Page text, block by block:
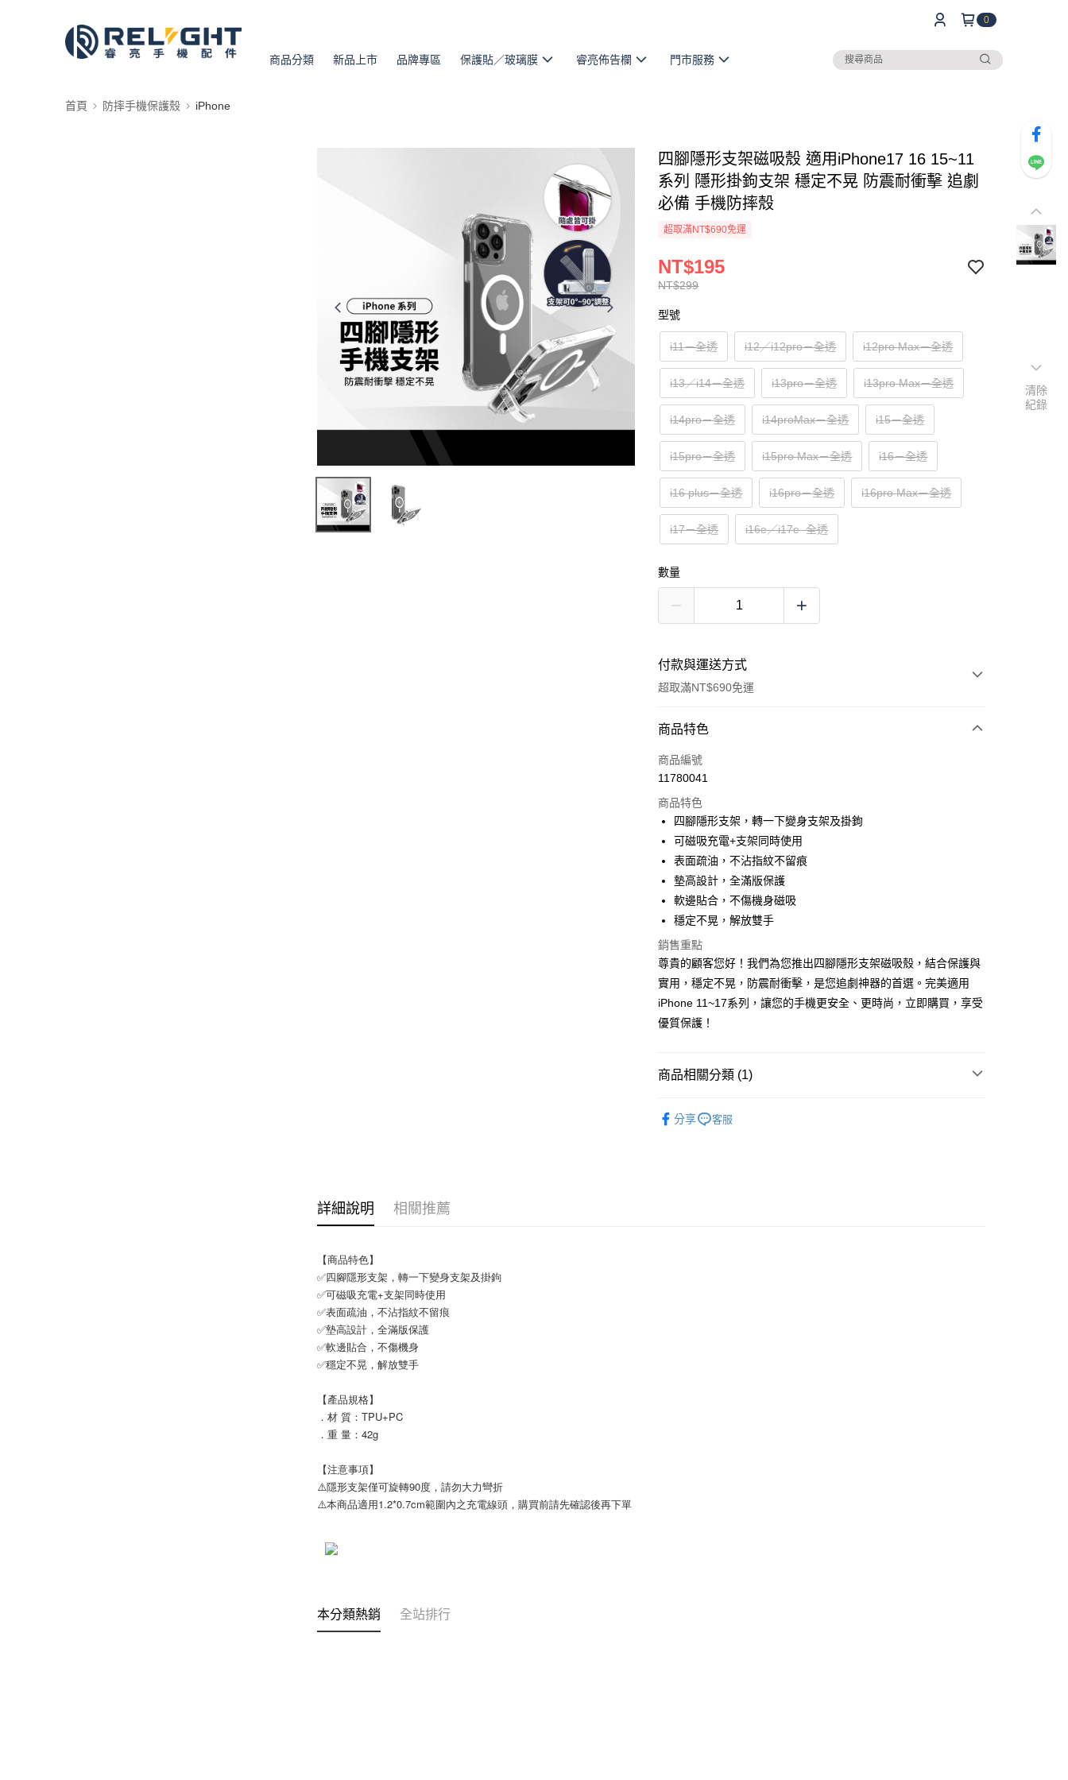
0
商品分類 新品上市 品牌專區 保護貼／玻璃膜 睿亮佈告欄 門市服務
首頁 防摔手機保護殼 iPhone
四腳隱形支架磁吸殼 適用iPhone17 16 15~11
系列 隱形掛鉤支架 穩定不晃 防震耐衝擊 追劇
必備 手機防摔殼
超取滿NT$690免運
NT$299
NT$195
型號
i11－全透 i12／i12pro－全透 i12pro Max－全透
i13／i14－全透 i13pro－全透 i13pro Max－全透
i14pro－全透 i14proMax－全透 i15－全透
i15pro－全透 i15pro Max－全透 i16－全透
i16 plus－全透 i16pro－全透 i16pro Max－全透
i17－全透 i16e／i17e–全透
數量
付款與運送方式
超取滿NT$690免運
付款方式
信用卡一次付款
LINE Pay
Apple Pay
街口支付
悠遊付
運送方式
全家取貨付款
付款後全家取貨
7-11取貨付款
商品特色
商品編號
11780041
商品特色
四腳隱形支架，轉一下變身支架及掛鉤
可磁吸充電+支架同時使用
表面疏油，不沾指紋不留痕
墊高設計，全滿版保護
軟邊貼合，不傷機身磁吸
穩定不晃，解放雙手
銷售重點
尊貴的顧客您好！我們為您推出四腳隱形支架磁吸殼，結合保護與
實用，穩定不晃，防震耐衝擊，是您追劇神器的首選。完美適用
iPhone 11~17系列，讓您的手機更安全、更時尚，立即購買，享受
優質保護！
商品相關分類 (1)
分享
客服
詳細說明 相關推薦
【商品特色】
✅四腳隱形支架，轉一下變身支架及掛鉤
✅可磁吸充電+支架同時使用
✅表面疏油，不沾指紋不留痕
✅墊高設計，全滿版保護
✅軟邊貼合，不傷機身
✅穩定不晃，解放雙手
【產品規格】
．材 質：TPU+PC
．重 量：42g
【注意事項】
⚠️隱形支架僅可旋轉90度，請勿大力彎折
⚠️本商品適用1.2*0.7cm範圍內之充電線頭，購買前請先確認後再下單
本分類熱銷 全站排行
清除
紀錄